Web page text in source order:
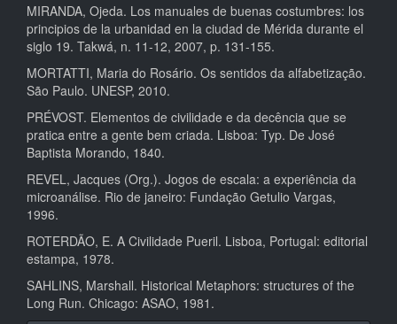
MIRANDA, Ojeda. Los manuales de buenas costumbres: los
principios de la urbanidad en la ciudad de Mérida durante el
siglo 19. Takwá, n. 11-12, 2007, p. 131-155.
MORTATTI, Maria do Rosário. Os sentidos da alfabetização.
São Paulo. UNESP, 2010.
PRÉVOST. Elementos de civilidade e da decência que se
pratica entre a gente bem criada. Lisboa: Typ. De José
Baptista Morando, 1840.
REVEL, Jacques (Org.). Jogos de escala: a experiência da
microanálise. Rio de janeiro: Fundação Getulio Vargas,
1996.
ROTERDÃO, E. A Civilidade Pueril. Lisboa, Portugal: editorial
estampa, 1978.
SAHLINS, Marshall. Historical Metaphors: structures of the
Long Run. Chicago: ASAO, 1981.